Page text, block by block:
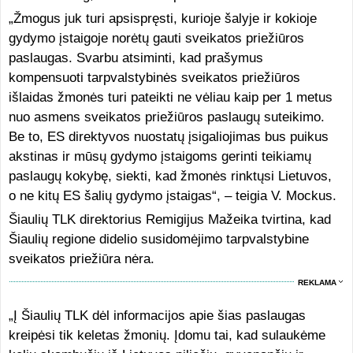
„Žmogus juk turi apsispręsti, kurioje šalyje ir kokioje
gydymo įstaigoje norėtų gauti sveikatos priežiūros
paslaugas. Svarbu atsiminti, kad prašymus
kompensuoti tarpvalstybinės sveikatos priežiūros
išlaidas žmonės turi pateikti ne vėliau kaip per 1 metus
nuo asmens sveikatos priežiūros paslaugų suteikimo.
Be to, ES direktyvos nuostatų įsigaliojimas bus puikus
akstinas ir mūsų gydymo įstaigoms gerinti teikiamų
paslaugų kokybę, siekti, kad žmonės rinktųsi Lietuvos,
o ne kitų ES šalių gydymo įstaigas“, – teigia V. Mockus.
Šiaulių TLK direktorius Remigijus Mažeika tvirtina, kad
Šiaulių regione didelio susidomėjimo tarpvalstybine
sveikatos priežiūra nėra.
REKLAMA
„Į Šiaulių TLK dėl informacijos apie šias paslaugas
kreipėsi tik keletas žmonių. Įdomu tai, kad sulaukėme